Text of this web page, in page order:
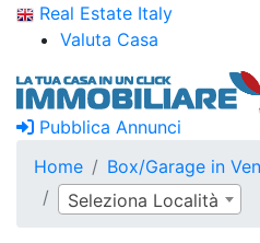
Real Estate Italy
Valuta Casa
Pubblica Annunci
Home
Box/Garage in
Seleziona Località